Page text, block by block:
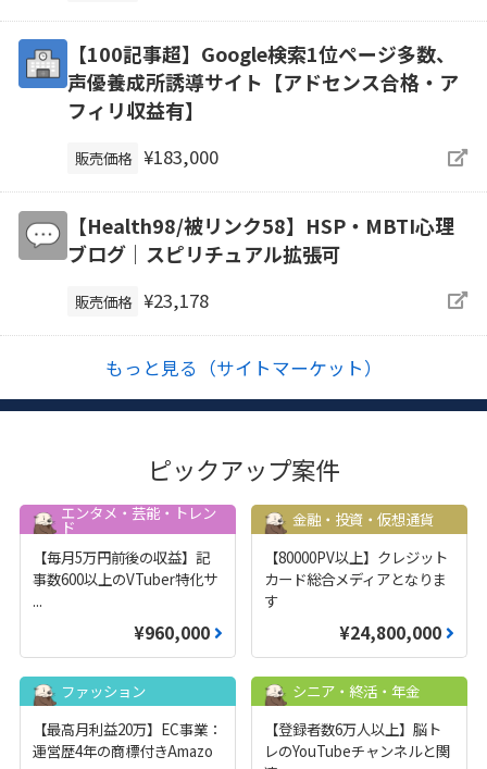
【100記事超】Google検索1位ページ多数、
声優養成所誘導サイト【アドセンス合格・ア
フィリ収益有】
販売価格 ¥183,000
【Health98/被リンク58】HSP・MBTI心理
ブログ｜スピリチュアル拡張可
販売価格 ¥23,178
もっと見る（サイトマーケット）
ピックアップ案件
エンタメ・芸能・トレン
ド
【毎月5万円前後の収益】記
事数600以上のVTuber特化サ
...
¥960,000
金融・投資・仮想通貨
【80000PV以上】クレジット
カード総合メディアとなりま
す
¥24,800,000
ファッション
【最高月利益20万】EC事業：
運営歴4年の商標付きAmazo
シニア・終活・年金
【登録者数6万人以上】脳ト
レのYouTubeチャンネルと関